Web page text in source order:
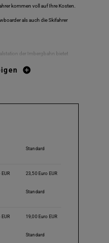
kommen voll auf Ihre Kosten.
als auch die Skifahrer
der Imbergbahn bietet
Im gut einsehbaren Kinderland
die herrliche Winterlandschaft
und Gaststätten laden
an der Talstation werden Sie
Standard
23,50 Euro EUR
Standard
19,00 Euro EUR
Standard